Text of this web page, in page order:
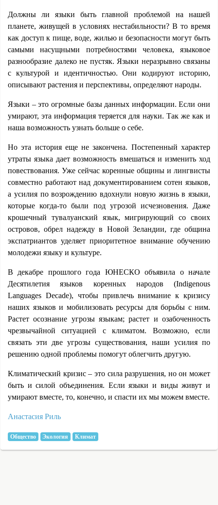
Должны ли языки быть главной проблемой на нашей
планете, живущей в условиях нестабильности? В то время
как доступ к пище, воде, жилью и безопасности могут быть
самыми насущными потребностями человека, языковое
разнообразие далеко не пустяк. Языки неразрывно связаны
с культурой и идентичностью. Они кодируют историю,
описывают растения и перспективы, определяют народы.
Языки – это огромные базы данных информации. Если они
умирают, эта информация теряется для науки. Так же как и
наша возможность узнать больше о себе.
Но эта история еще не закончена. Постепенный характер
утраты языка дает возможность вмешаться и изменить ход
повествования. Уже сейчас коренные общины и лингвисты
совместно работают над документированием сотен языков,
а усилия по возрождению вдохнули новую жизнь в языки,
которые когда-то были под угрозой исчезновения. Даже
крошечный тувалуанский язык, мигрирующий со своих
островов, обрел надежду в Новой Зеландии, где община
экспатриантов уделяет приоритетное внимание обучению
молодежи языку и культуре.
В декабре прошлого года ЮНЕСКО объявила о начале
Десятилетия языков коренных народов (Indigenous
Languages Decade), чтобы привлечь внимание к кризису
наших языков и мобилизовать ресурсы для борьбы с ним.
Растет осознание угрозы языкам; растет и озабоченность
чрезвычайной ситуацией с климатом. Возможно, если
связать эти две угрозы существования, наши усилия по
решению одной проблемы помогут облегчить другую.
Климатический кризис – это сила разрушения, но он может
быть и силой объединения. Если языки и виды живут и
умирают вместе, то, конечно, и спасти их мы можем вместе.
Анастасия Риль
Общество Экология Климат